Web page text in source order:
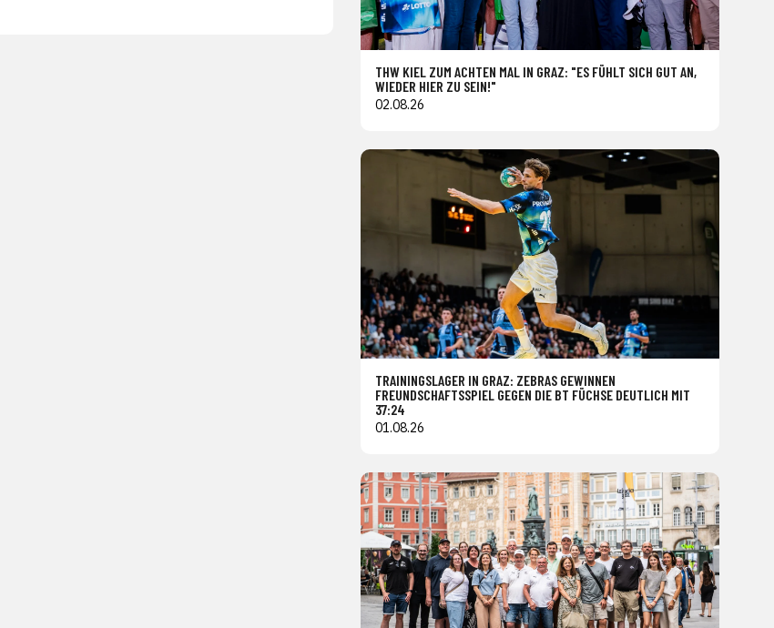
THW KIEL ZUM ACHTEN MAL IN GRAZ: "ES FÜHLT SICH GUT AN,
WIEDER HIER ZU SEIN!"
02.08.26
TRAININGSLAGER IN GRAZ: ZEBRAS GEWINNEN
FREUNDSCHAFTSSPIEL GEGEN DIE BT FÜCHSE DEUTLICH MIT
37:24
01.08.26